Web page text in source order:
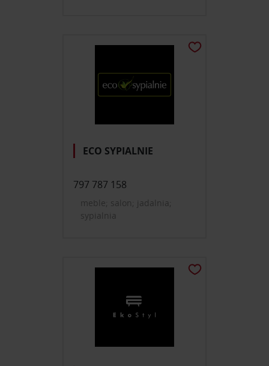
ECO SYPIALNIE
797 787 158
meble; salon; jadalnia;
sypialnia